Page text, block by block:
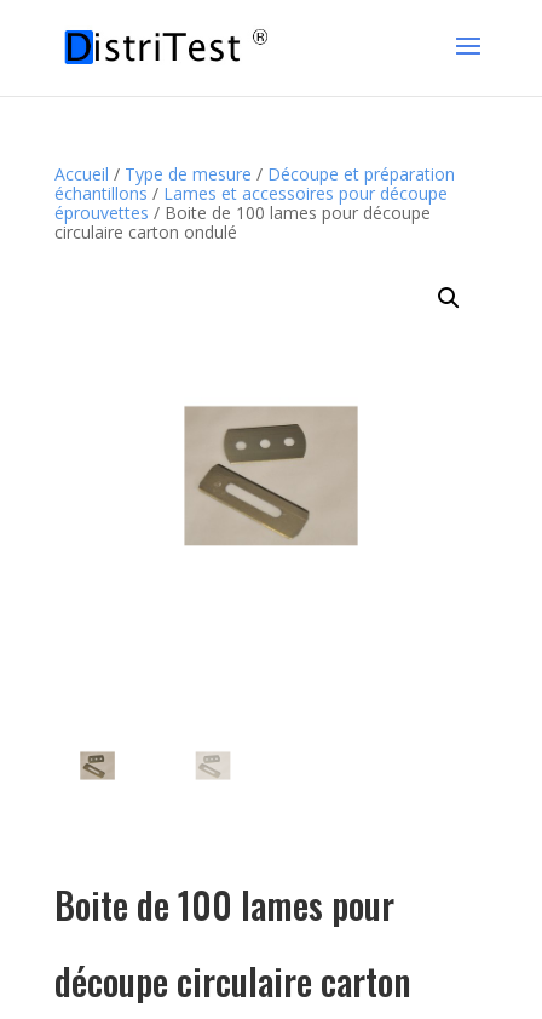
Accueil / Type de mesure / Découpe et préparation
échantillons / Lames et accessoires pour découpe
éprouvettes / Boite de 100 lames pour découpe
circulaire carton ondulé
Boite de 100 lames pour
découpe circulaire carton